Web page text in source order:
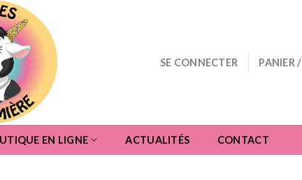
SE CONNECTER PANIER /
EN LIGNE ACTUALITÉS CONTACT